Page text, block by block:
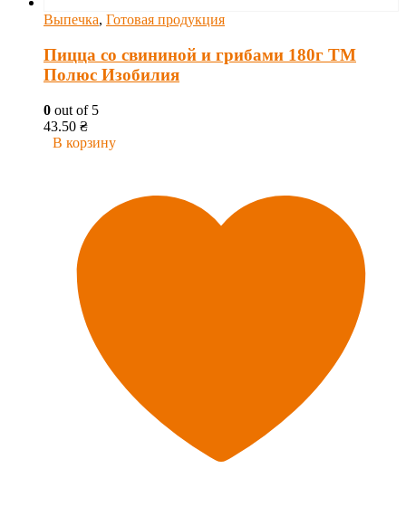
Выпечка, Готовая продукция
Пицца со свининой и грибами 180г ТМ
Полюс Изобилия
0 out of 5
43.50 ₴
В корзину